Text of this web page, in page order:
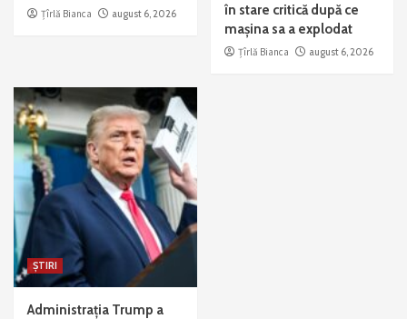
Țîrlă Bianca august 6, 2026
în stare critică după ce
mașina sa a explodat
Țîrlă Bianca august 6, 2026
ȘTIRI
Administrația Trump a